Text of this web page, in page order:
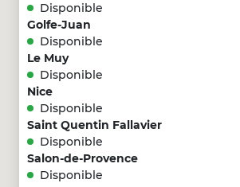
Disponible
Golfe-Juan
Disponible
Le Muy
Disponible
Nice
Disponible
Saint Quentin Fallavier
Disponible
Salon-de-Provence
Disponible